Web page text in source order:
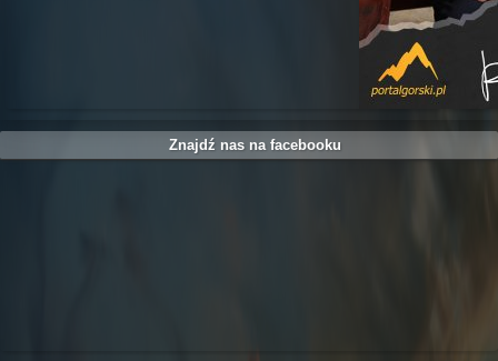
Znajdź nas na facebooku